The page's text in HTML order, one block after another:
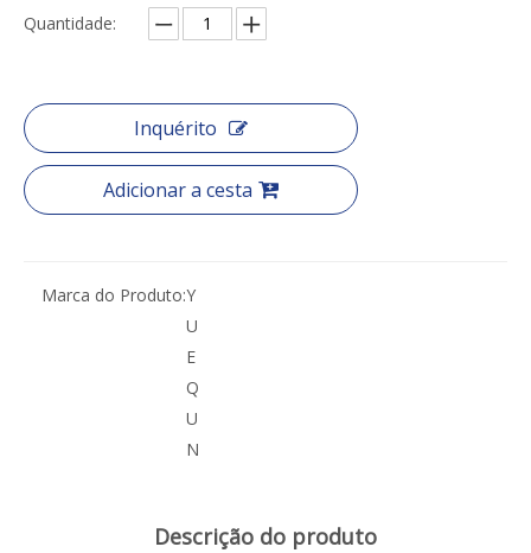
Quantidade:
Inquérito
Adicionar a cesta
Marca do Produto:Y
U
E
Q
U
N
Descrição do produto